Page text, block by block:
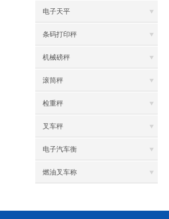
电子天平
条码打印秤
机械磅秤
滚筒秤
检重秤
叉车秤
电子汽车衡
燃油叉车称